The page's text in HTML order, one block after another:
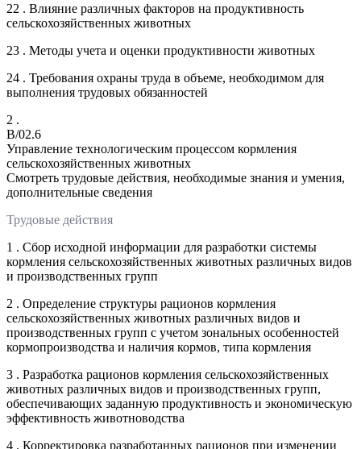
22 . Влияние различных факторов на продуктивность
сельскохозяйственных животных
23 . Методы учета и оценки продуктивности животных
24 . Требования охраны труда в объеме, необходимом для
выполнения трудовых обязанностей
2 .
B/02.6
Управление технологическим процессом кормления
сельскохозяйственных животных
Смотреть трудовые действия, необходимые знания и умения,
дополнительные сведения
Трудовые действия
1 . Сбор исходной информации для разработки системы
кормления сельскохозяйственных животных различных видов
и производственных групп
2 . Определение структуры рационов кормления
сельскохозяйственных животных различных видов и
производственных групп с учетом зональных особенностей
кормопроизводства и наличия кормов, типа кормления
3 . Разработка рационов кормления сельскохозяйственных
животных различных видов и производственных групп,
обеспечивающих заданную продуктивность и экономическую
эффективность животноводства
4 . Корректировка разработанных рационов при изменении